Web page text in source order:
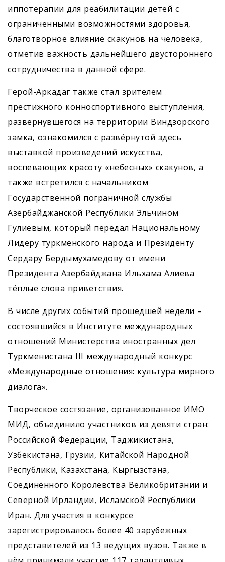
иппотерапии для реабилитации детей с
ограниченными возможностями здоровья,
благотворное влияние скакунов на человека,
отметив важность дальнейшего двустороннего
сотрудничества в данной сфере.
Герой-Аркадаг также стал зрителем
престижного конноспортивного выступления,
развернувшегося на территории Виндзорского
замка, ознакомился с развёрнутой здесь
выставкой произведений искусства,
воспевающих красоту «небесных» скакунов, а
также встретился с начальником
Государственной пограничной службы
Азербайджанской Республики Эльчином
Гулиевым, который передал Национальному
Лидеру туркменского народа и Президенту
Сердару Бердымухамедову от имени
Президента Азербайджана Ильхама Алиева
тёплые слова приветствия.
В числе других событий прошедшей недели –
состоявшийся в Институте международных
отношений Министерства иностранных дел
Туркменистана III международный конкурс
«Международные отношения: культура мирного
диалога».
Творческое состязание, организованное ИМО
МИД, объединило участников из девяти стран:
Российской Федерации, Таджикистана,
Узбекистана, Грузии, Китайской Народной
Республики, Казахстана, Кыргызстана,
Соединённого Королевства Великобритании и
Северной Ирландии, Исламской Республики
Иран. Для участия в конкурсе
зарегистрировалось более 40 зарубежных
представителей из 13 ведущих вузов. Также в